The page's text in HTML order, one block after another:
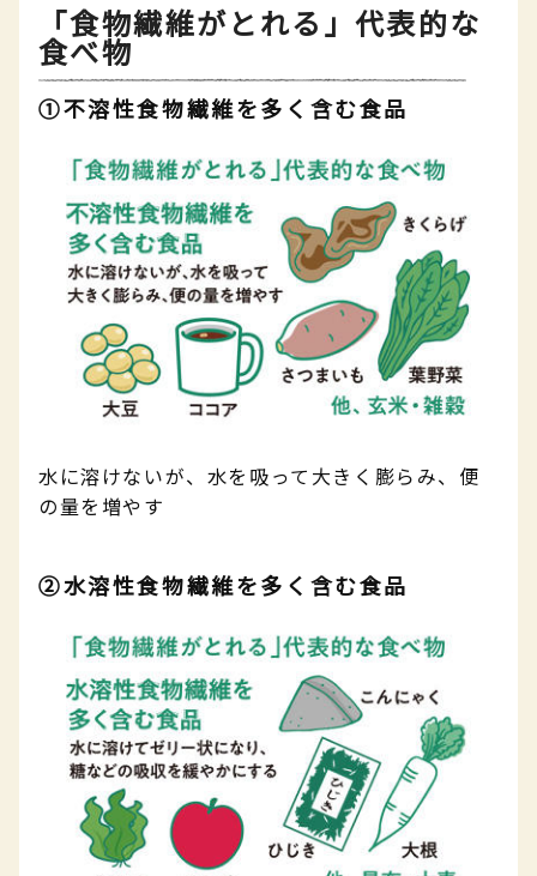
「食物繊維がとれる」代表的な
食べ物
①不溶性食物繊維を多く含む食品
水に溶けないが、水を吸って大きく膨らみ、便
の量を増やす
②水溶性食物繊維を多く含む食品